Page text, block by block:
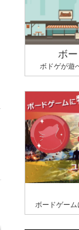
ボ
ボドゲが遊
ボードゲー